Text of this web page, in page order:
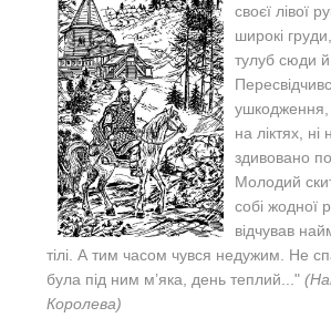
своєї лівої
широкі
тулуб сюди й
ушкодження,
на ліктях, ні
здивовано
Молодий
собі жодної
відчував
тілі. А тим часом чувся недужим. Не
була під ним м’яка, день теплий..."
Королева)